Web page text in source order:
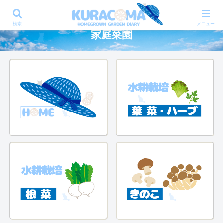
失敗も楽しむ、ズボラさんでも楽しめる
家庭菜園
検索 メニュー